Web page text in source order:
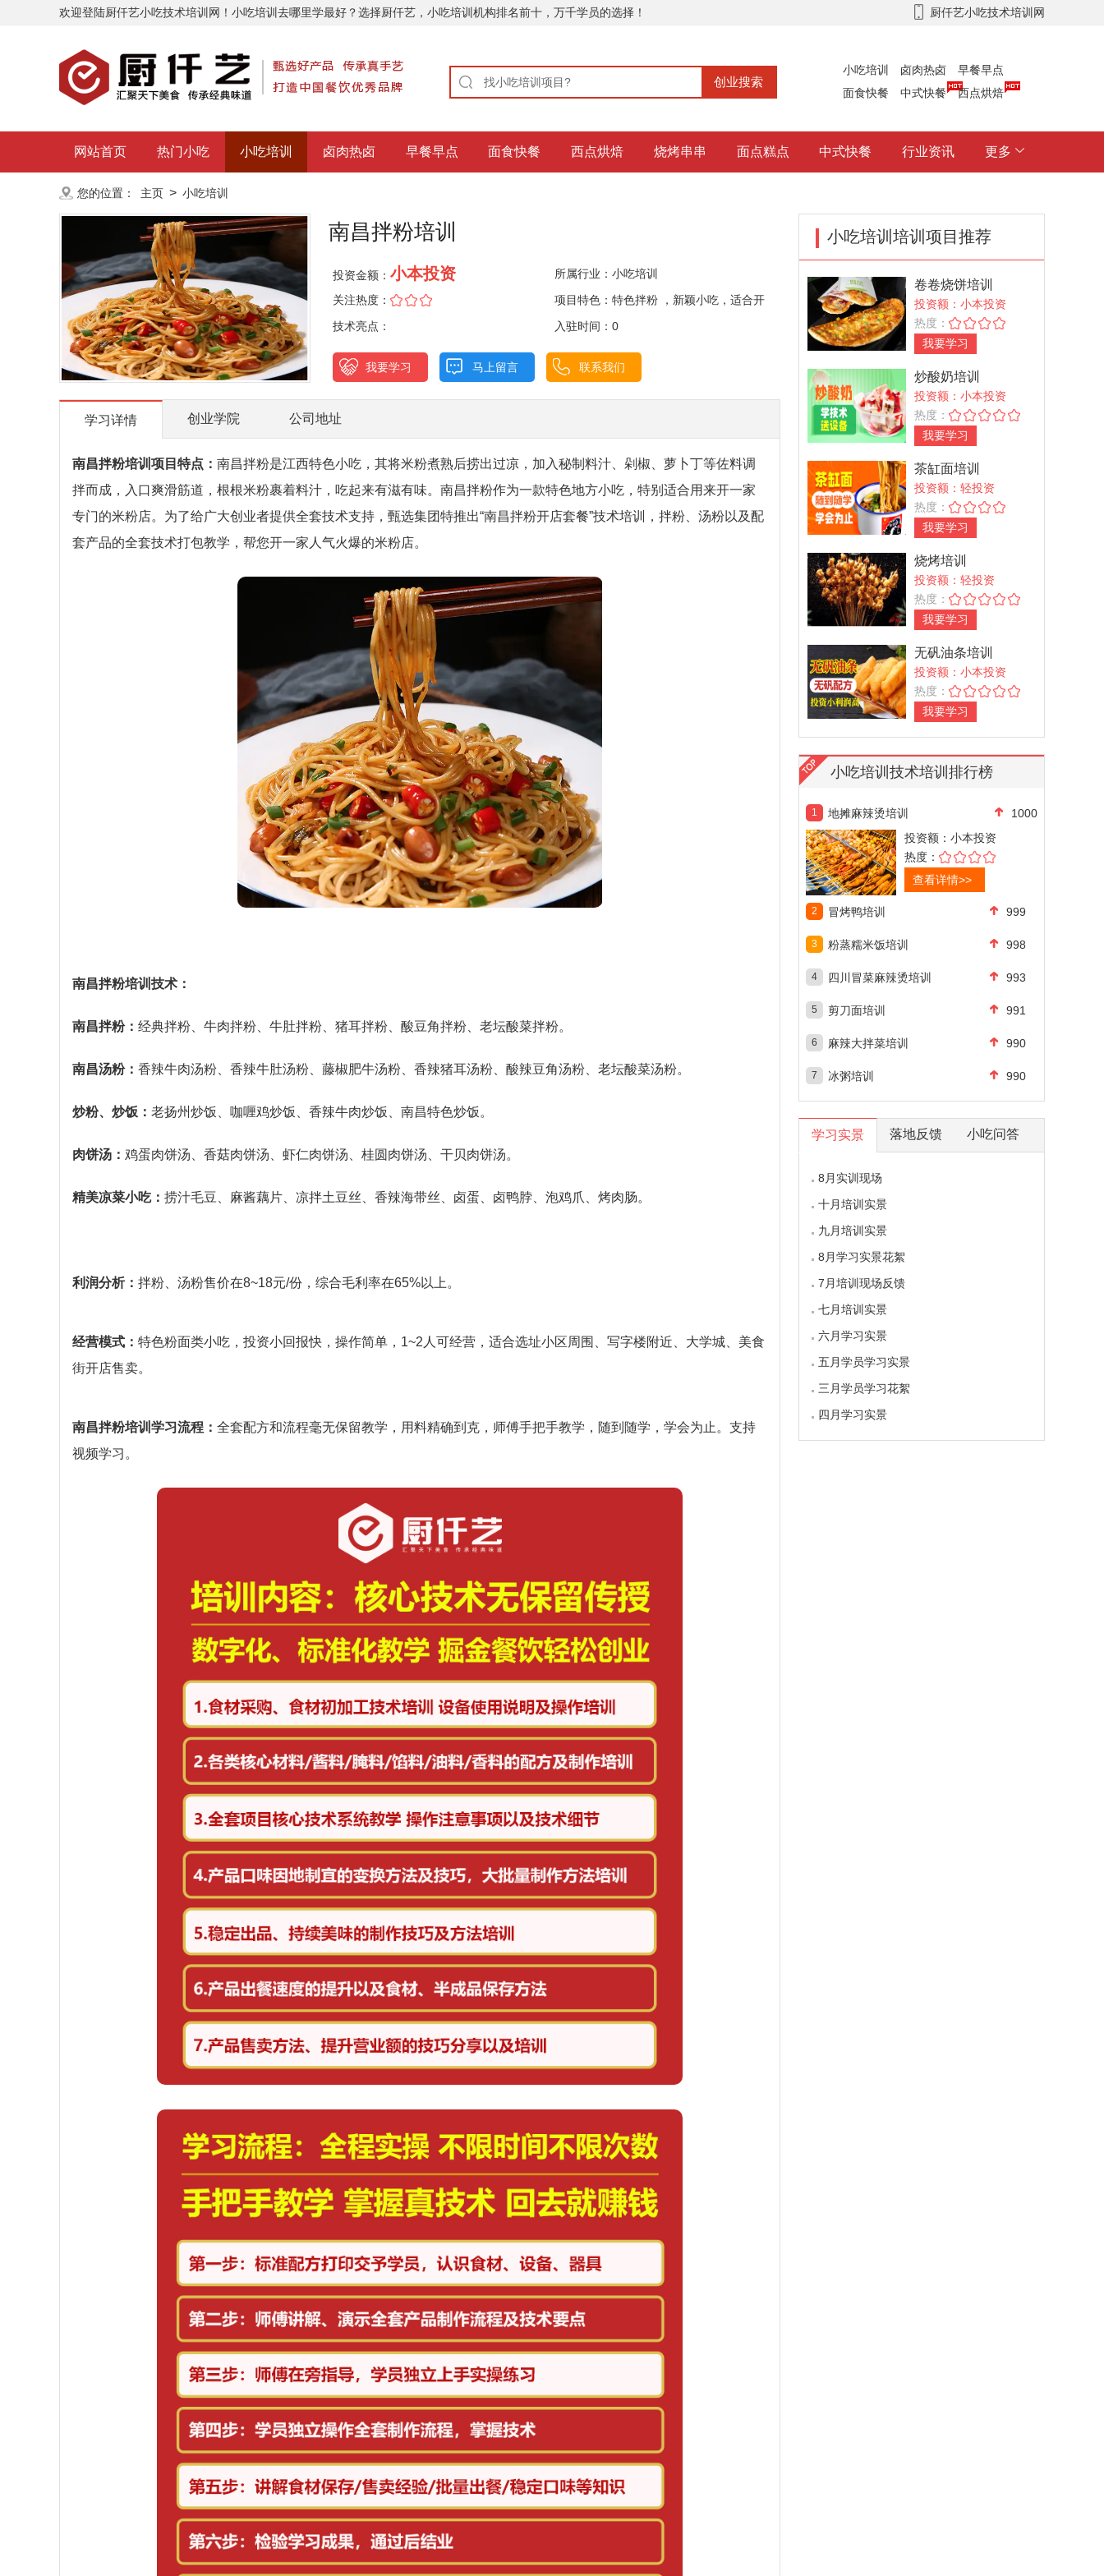
欢迎登陆厨仟艺小吃技术培训网！小吃培训去哪里学最好？选择厨仟艺，小吃培训机构排名前十，万千学员的选择！ 厨仟艺小吃技术培训网
小吃培训 卤肉热卤
早餐早点
面食快餐
中式快餐 西点烘焙
网站首页 热门小吃 小吃培训 卤肉热卤 早餐早点 面食快餐 西点烘焙 烧烤串串 面点糕点 中式快餐 行业资讯 更多
您的位置： 主页 > 小吃培训
南昌拌粉培训
投资金额： 小本投资 所属行业： 小吃培训
关注热度：
项目特色：特色拌粉 ，新颖小吃，适合开
店
技术亮点： 入驻时间：0
我要学习 马上留言 联系我们
学习详情 创业学院 公司地址
南昌拌粉培训项目特点： 南昌拌粉是江西特色小吃，其将米粉煮熟后捞出过凉，加入秘制料汁、剁椒、萝卜丁等佐料调
拌而成，入口爽滑筋道，根根米粉裹着料汁，吃起来有滋有味。南昌拌粉作为一款特色地方小吃，特别适合用来开一家
专门的米粉店。为了给广大创业者提供全套技术支持，甄选集团特推出“南昌拌粉开店套餐”技术培训，拌粉、汤粉以及配
套产品的全套技术打包教学，帮您开一家人气火爆的米粉店。
南昌拌粉培训技术：
南昌拌粉： 经典拌粉、牛肉拌粉、牛肚拌粉、猪耳拌粉、酸豆角拌粉、老坛酸菜拌粉。
南昌汤粉： 香辣牛肉汤粉、香辣牛肚汤粉、藤椒肥牛汤粉、香辣猪耳汤粉、酸辣豆角汤粉、老坛酸菜汤粉。
炒粉、炒饭： 老扬州炒饭、咖喱鸡炒饭、香辣牛肉炒饭、南昌特色炒饭。
肉饼汤： 鸡蛋肉饼汤、香菇肉饼汤、虾仁肉饼汤、桂圆肉饼汤、干贝肉饼汤。
精美凉菜小吃： 捞汁毛豆、麻酱藕片、凉拌土豆丝、香辣海带丝、卤蛋、卤鸭脖、泡鸡爪、烤肉肠。
利润分析： 拌粉、汤粉售价在8~18元/份，综合毛利率在65%以上。
经营模式： 特色粉面类小吃，投资小回报快，操作简单，1~2人可经营，适合选址小区周围、写字楼附近、大学城、美食
街开店售卖。
南昌拌粉培训学习流程： 全套配方和流程毫无保留教学，用料精确到克，师傅手把手教学，随到随学，学会为止。支持
视频学习。
小吃培训培训项目推荐
卷卷烧饼培训
投资额：小本投资
热度：
我要学习
炒酸奶培训
投资额：小本投资
热度：
我要学习
茶缸面培训
投资额：轻投资
热度：
我要学习
烧烤培训
投资额：轻投资
热度：
我要学习
无矾油条培训
投资额：小本投资
热度：
我要学习
小吃培训技术培训排行榜
1 地摊麻辣烫培训
1000
投资额： 小本投资
热度：
查看详情>>
2 冒烤鸭培训 999
3 粉蒸糯米饭培训 998
4 四川冒菜麻辣烫培训 993
5 剪刀面培训 991
6 麻辣大拌菜培训 990
7 冰粥培训 990
学习实景 落地反馈 小吃问答
8月实训现场
十月培训实景
九月培训实景
8月学习实景花絮
7月培训现场反馈
七月培训实景
六月学习实景
五月学员学习实景
三月学员学习花絮
四月学习实景